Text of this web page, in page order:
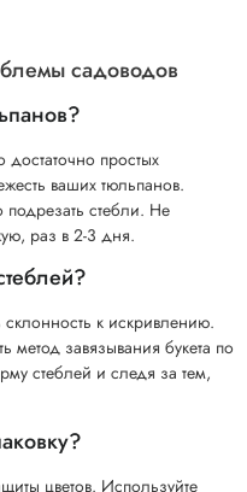
садоводов
простых
ваших тюльпанов.
стебли. Не
раз в 2-3 дня.
к искривлению.
метод завязывания букета по
стеблей и следя за тем,
цветов. Используйте